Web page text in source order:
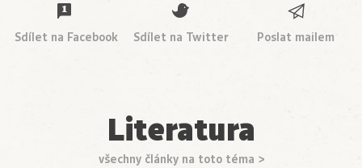
Sdílet na Facebook Sdílet na Twitter Poslat mailem
Literatura
všechny články na toto téma >